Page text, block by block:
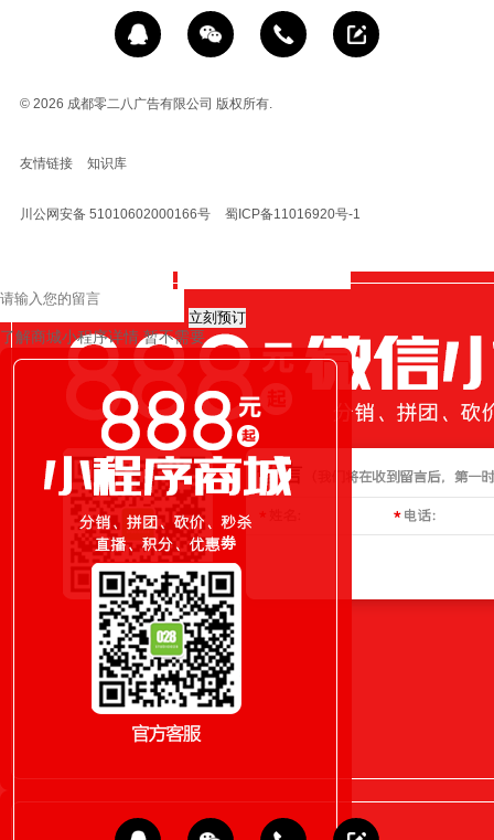
© 2026 成都零二八广告有限公司 版权所有.
友情链接 知识库
川公网安备 51010602000166号 蜀ICP备11016920号-1
立刻预订
了解商城小程序详情 暂不需要